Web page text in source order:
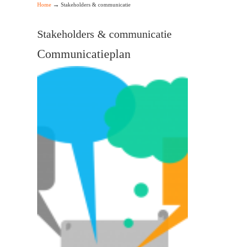
Home → Stakeholders & communicatie
Stakeholders & communicatie
Communicatieplan